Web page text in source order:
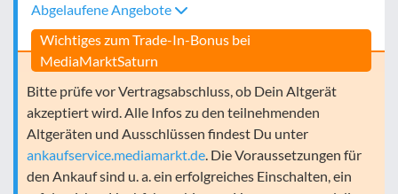
Abgelaufene Angebote
Wichtiges zum Trade-In-Bonus bei
MediaMarktSaturn
Bitte prüfe vor Vertragsabschluss, ob Dein Altgerät
akzeptiert wird. Alle Infos zu den teilnehmenden
Altgeräten und Ausschlüssen findest Du unter
ankaufservice.mediamarkt.de. Die Voraussetzungen für
den Ankauf sind u. a. ein erfolgreiches Einschalten, ein